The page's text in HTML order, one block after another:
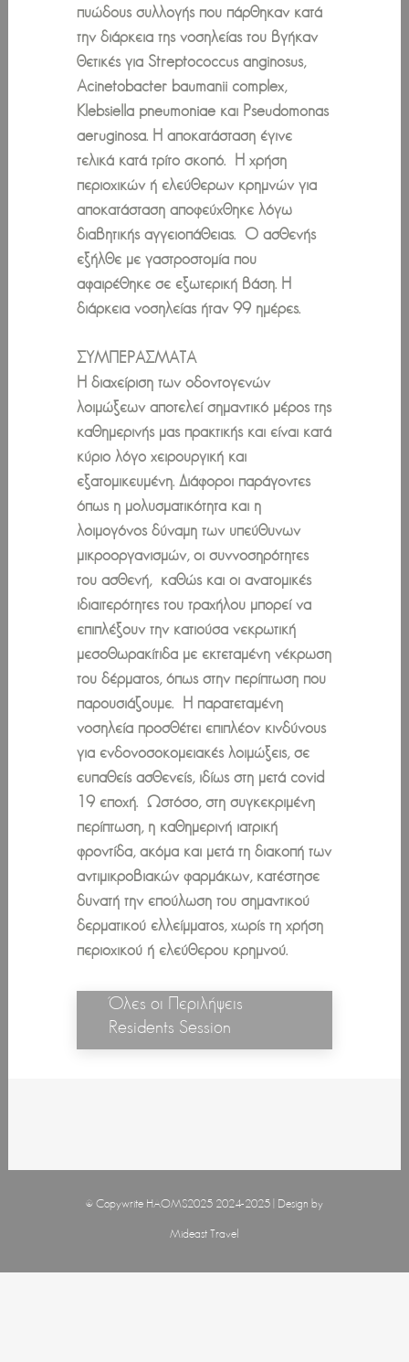
πυώδους συλλογής που πάρθηκαν κατά
την διάρκεια της νοσηλείας του βγήκαν
θετικές για Streptococcus anginosus,
Acinetobacter baumanii complex,
Klebsiella pneumoniae και Pseudomonas
aeruginosa. Η αποκατάσταση έγινε
τελικά κατά τρίτο σκοπό. Η χρήση
περιοχικών ή ελεύθερων κρημνών για
αποκατάσταση αποφεύχθηκε λόγω
διαβητικής αγγειοπάθειας. Ο ασθενής
εξήλθε με γαστροστομία που
αφαιρέθηκε σε εξωτερική βάση. Η
διάρκεια νοσηλείας ήταν 99 ημέρες.
ΣΥΜΠΕΡΑΣΜΑΤΑ
Η διαχείριση των οδοντογενών
λοιμώξεων αποτελεί σημαντικό μέρος της
καθημερινής μας πρακτικής και είναι κατά
κύριο λόγο χειρουργική και
εξατομικευμένη. Διάφοροι παράγοντες
όπως η μολυσματικότητα και η
λοιμογόνος δύναμη των υπεύθυνων
μικροοργανισμών, οι συννοσηρότητες
του ασθενή, καθώς και οι ανατομικές
ιδιαιτερότητες του τραχήλου μπορεί να
επιπλέξουν την κατιούσα νεκρωτική
μεσοθωρακίτιδα με εκτεταμένη νέκρωση
του δέρματος, όπως στην περίπτωση που
παρουσιάζουμε. Η παρατεταμένη
νοσηλεία προσθέτει επιπλέον κινδύνους
για ενδονοσοκομειακές λοιμώξεις, σε
ευπαθείς ασθενείς, ιδίως στη μετά covid
19 εποχή. Ωστόσο, στη συγκεκριμένη
περίπτωση, η καθημερινή ιατρική
φροντίδα, ακόμα και μετά τη διακοπή των
αντιμικροβιακών φαρμάκων, κατέστησε
δυνατή την επούλωση του σημαντικού
δερματικού ελλείμματος, χωρίς τη χρήση
περιοχικού ή ελεύθερου κρημνού.
Όλες οι Περιλήψεις
Residents Session
© Copywrite HAOMS2025 2024-2025 | Design by
Mideast Travel